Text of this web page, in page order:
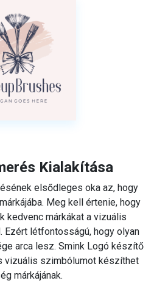
Kialakítása
elsődleges oka az, hogy
Meg kell értenie, hogy
kedvenc márkákat a vizuális
Ezért létfontosságú, hogy olyan
arca lesz. Smink Logó készítő
vizuális szimbólumot készíthet
márkájának.